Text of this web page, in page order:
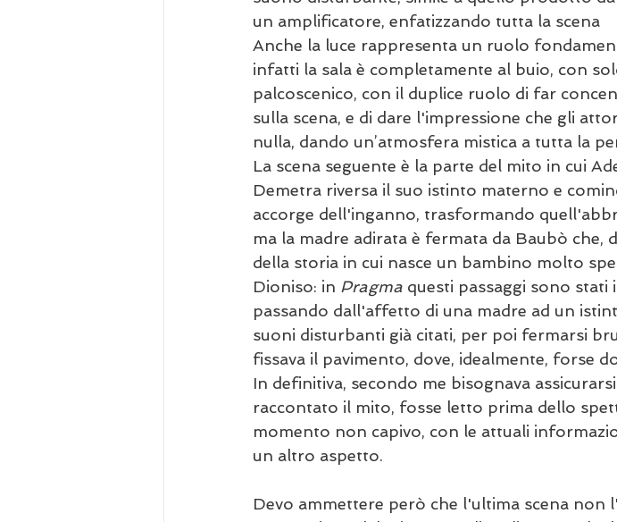
un amplificatore, enfatizzando tutta la scena
Anche la luce rappresenta un ruolo
infatti la sala è completamente al buio, con
palcoscenico, con il duplice ruolo di far
sulla scena, e di dare l'impressione che gli
nulla, dando un’atmosfera mistica a tutta la
La scena seguente è la parte del mito in cui
Demetra riversa il suo istinto materno e
accorge dell'inganno, trasformando
ma la madre adirata è fermata da Baubò che,
della storia in cui nasce un bambino molto
Dioniso: in Pragma questi passaggi sono
passando dall'affetto di una madre ad un
suoni disturbanti già citati, per poi fermarsi
fissava il pavimento, dove, idealmente, forse
In definitiva, secondo me bisognava
raccontato il mito, fosse letto prima dello
momento non capivo, con le attuali
un altro aspetto.
Devo ammettere però che l'ultima scena